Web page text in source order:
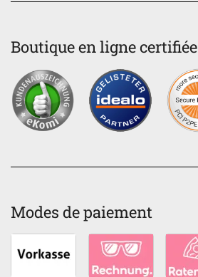
Boutique en ligne certifiée
Modes de paiement